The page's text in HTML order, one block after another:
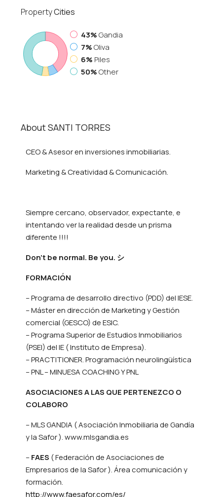
PropertyCities
43%Gandia
7%Oliva
6% Piles
50%Other
About SANTI TORRES
CEO & Asesor en inversiones inmobiliarias.
Marketing & Creatividad & Comunicación.
Siempre cercano, observador, expectante, e
intentando ver la realidad desde un prisma
diferente !!!!
Don’t be normal. Be you. シ
FORMACIÓN
– Programa de desarrollo directivo (PDD) del IESE.
– Máster en dirección de Marketing y Gestión
comercial (GESCO) de ESIC.
– Programa Superior de Estudios Inmobiliarios
(PSEI) del IE ( Instituto de Empresa).
– PRACTITIONER. Programación neurolingüística
– PNL – MINUESA COACHING Y PNL
ASOCIACIONES A LAS QUE PERTENEZCO O
COLABORO
– MLS GANDIA ( Asociación Inmobiliaria de Gandía
y la Safor ). www.mlsgandia.es
–FAES ( Federación de Asociaciones de
Empresarios de la Safor ). Área comunicación y
formación.
http://www.faesafor.com/es/